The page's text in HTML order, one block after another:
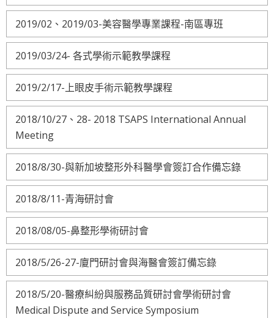
2019/02、2019/03-美容醫學專業課程-南區專班
2019/03/24- 各式學術示範教學課程
2019/2/17-上眼皮手術示範教學課程
2018/10/27、28- 2018 TSAPS International Annual
Meeting
2018/8/30-與新加坡整形外科醫學會簽訂合作備忘錄
2018/8/11-青海研討會
2018/08/05-鼻整形學術研討會
2018/5/26-27-廈門研討會與海醫會簽訂備忘錄
2018/5/20-醫療糾紛與服務品質研討會學術研討會
Medical Dispute and Service Symposium